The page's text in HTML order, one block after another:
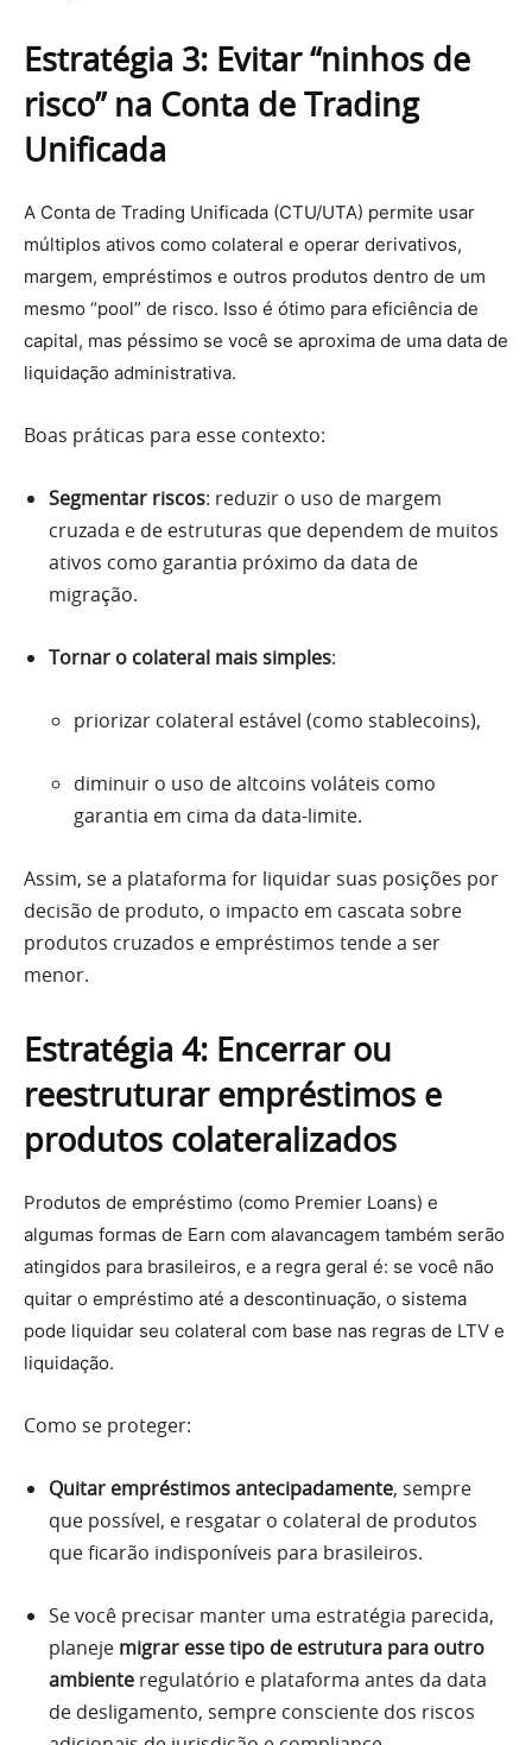
Estratégia 3: Evitar “ninhos de
risco” na Conta de Trading
Unificada
A Conta de Trading Unificada (CTU/UTA) permite usar
múltiplos ativos como colateral e operar derivativos,
margem, empréstimos e outros produtos dentro de um
mesmo “pool” de risco. Isso é ótimo para eficiência de
capital, mas péssimo se você se aproxima de uma data de
liquidação administrativa.
Boas práticas para esse contexto:
Segmentar riscos: reduzir o uso de margem
cruzada e de estruturas que dependem de muitos
ativos como garantia próximo da data de
migração.
Tornar o colateral mais simples:
priorizar colateral estável (como stablecoins),
diminuir o uso de altcoins voláteis como
garantia em cima da data-limite.
Assim, se a plataforma for liquidar suas posições por
decisão de produto, o impacto em cascata sobre
produtos cruzados e empréstimos tende a ser
menor.
Estratégia 4: Encerrar ou
reestruturar empréstimos e
produtos colateralizados
Produtos de empréstimo (como Premier Loans) e
algumas formas de Earn com alavancagem também serão
atingidos para brasileiros, e a regra geral é: se você não
quitar o empréstimo até a descontinuação, o sistema
pode liquidar seu colateral com base nas regras de LTV e
liquidação.
Como se proteger:
Quitar empréstimos antecipadamente, sempre
que possível, e resgatar o colateral de produtos
que ficarão indisponíveis para brasileiros.
Se você precisar manter uma estratégia parecida,
planeje migrar esse tipo de estrutura para outro
ambiente regulatório e plataforma antes da data
de desligamento, sempre consciente dos riscos